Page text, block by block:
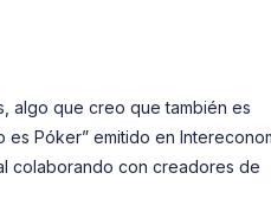
algo que creo que también es
es Póker” emitido en
colaborando con creadores de